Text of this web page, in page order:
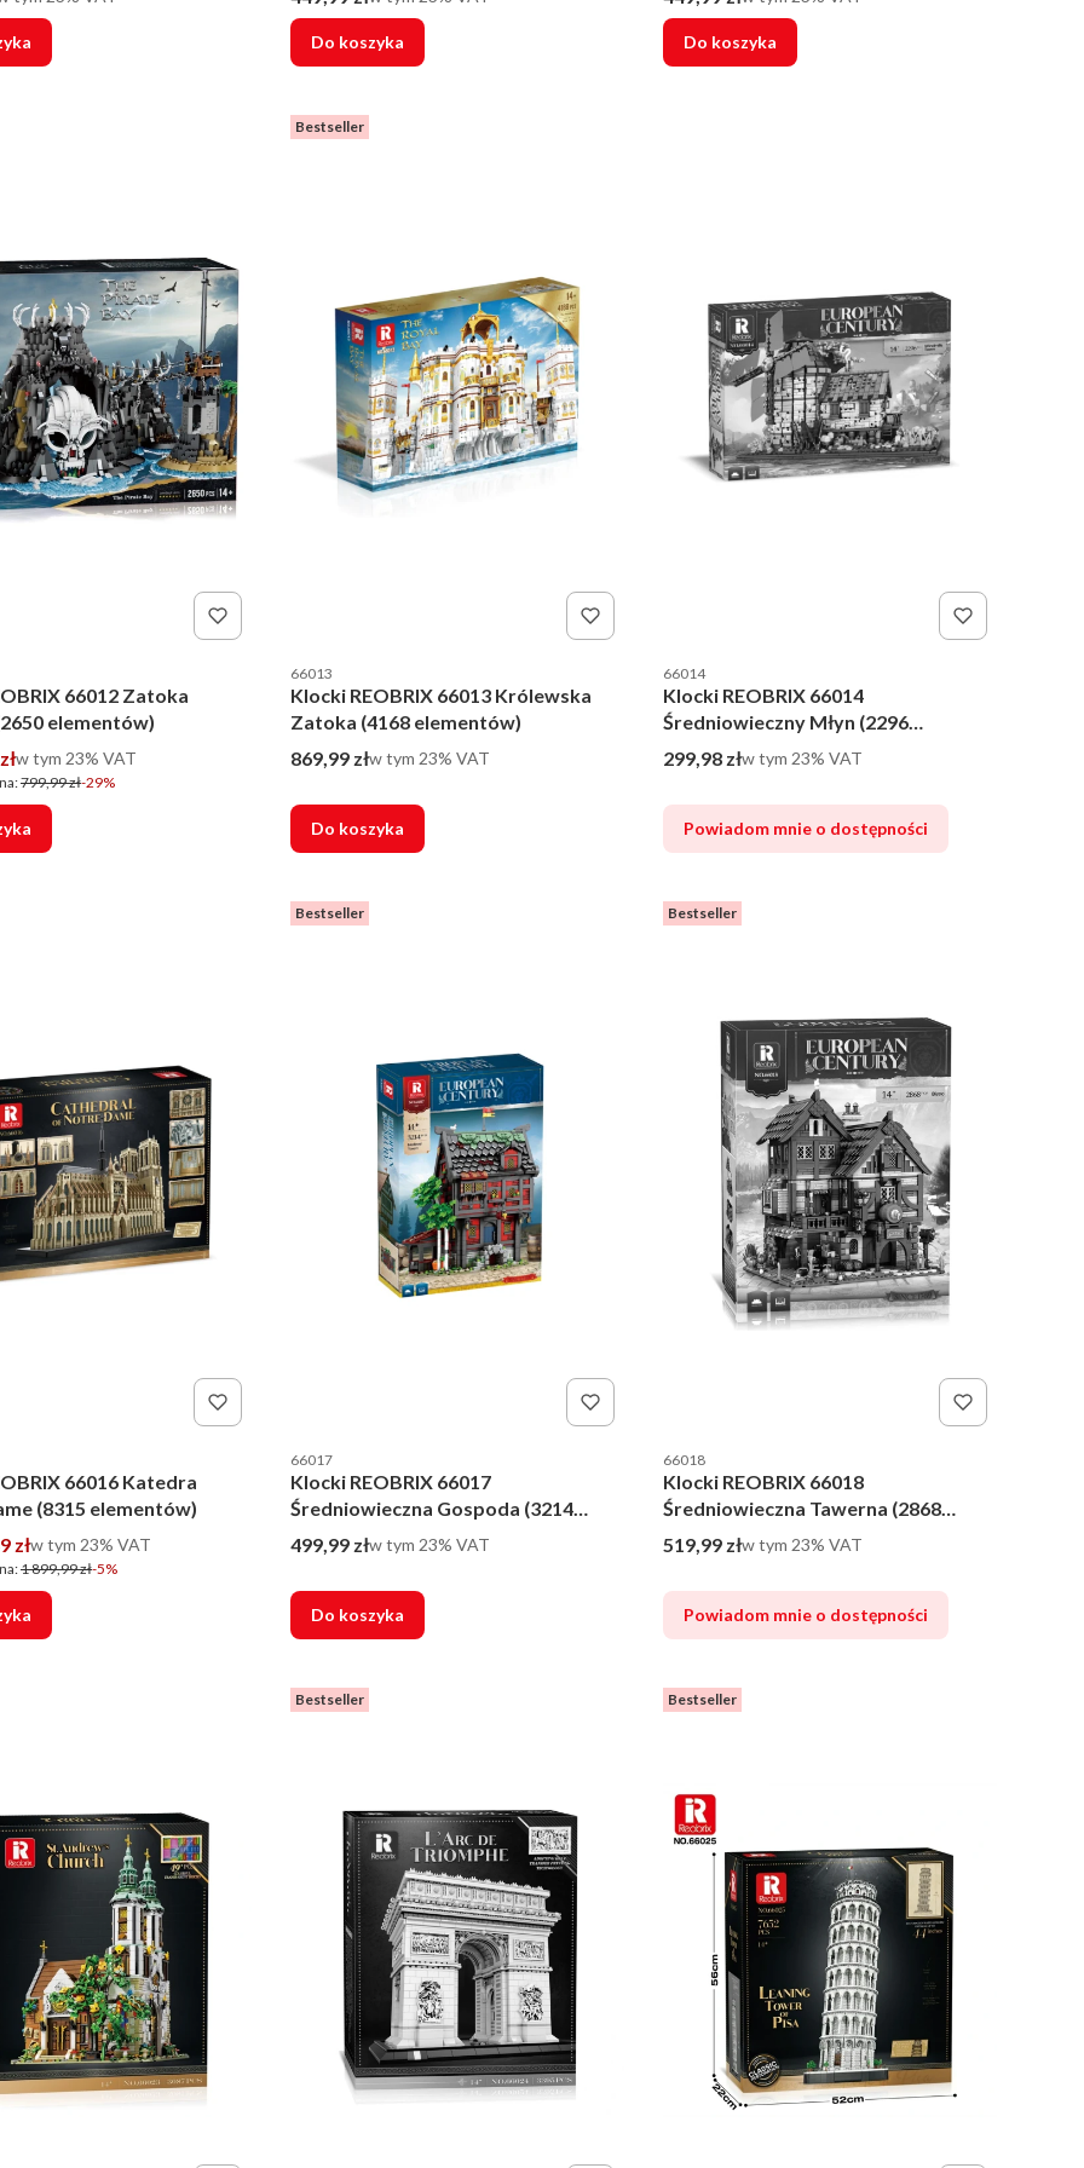
Do koszyka Do koszyka
66012 Zatoka
elementów)
brutto
w tym %s VAT
w tym 23% VAT
799,99 zł-29%
Bestseller
Kod producenta
66013
Klocki REOBRIX 66013 Królewska
Zatoka (4168 elementów)
Cena brutto
869,99 złw tym %s VAT
w tym 23% VAT
Do koszyka
Kod producenta
66014
Klocki REOBRIX 66014
Średniowieczny Młyn (2296
elementów)
Cena brutto
299,98 złw tym %s VAT
w tym 23% VAT
Powiadom mnie o dostępności
66016 Katedra
(8315 elementów)
brutto
złw tym %s VAT
w tym 23% VAT
1 899,99 zł-5%
Bestseller
Kod producenta
66017
Klocki REOBRIX 66017
Średniowieczna Gospoda (3214
elementów)
Cena brutto
499,99 złw tym %s VAT
w tym 23% VAT
Do koszyka
Bestseller
Kod producenta
66018
Klocki REOBRIX 66018
Średniowieczna Tawerna (2868
elementów)
Cena brutto
519,99 złw tym %s VAT
w tym 23% VAT
Powiadom mnie o dostępności
Bestseller Bestseller